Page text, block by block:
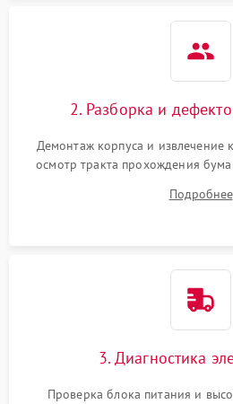
2. Разборка и
Демонтаж корпуса и извлечение
осмотр тракта прохождения
роликов захвата и узла
физического износа иПодробнее
3. Диагностика
Проверка блока питания и